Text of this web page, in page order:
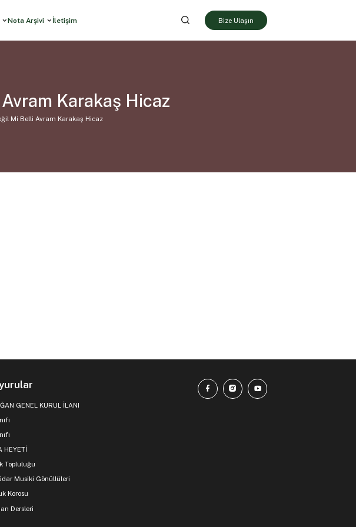
Nota Arşivi İletişim Bize Ulaşın
Karakaş Hicaz
Mi Belli Avram Karakaş Hicaz
GENEL KURUL İLANI
HEYETİ
Topluluğu
Musiki Gönüllüleri
Korosu
Dersleri